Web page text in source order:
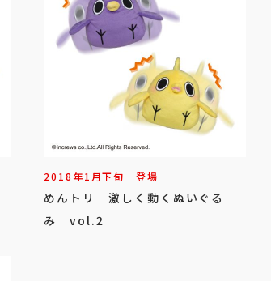
2018年1月下旬 登場
めんトリ 激しく動くぬいぐる
み vol.2